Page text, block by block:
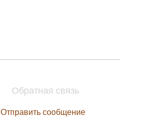
Обратная связь
Отправить сообщение